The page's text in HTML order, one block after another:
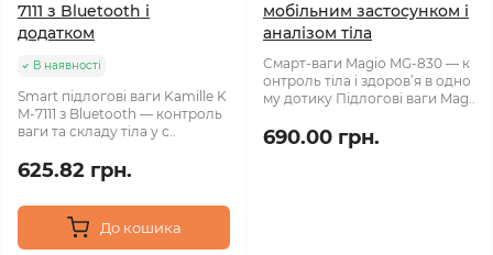
7111 з Bluetooth і
додатком
В наявності
Smart підлогові ваги Kamille K
M-7111 з Bluetooth — контроль
ваги та складу тіла у с..
625.82 грн.
До кошика
мобільним застосунком і
аналізом тіла
Смарт-ваги Magio MG‑830 — к
онтроль тіла і здоров’я в одно
му дотику Підлогові ваги Mag..
690.00 грн.